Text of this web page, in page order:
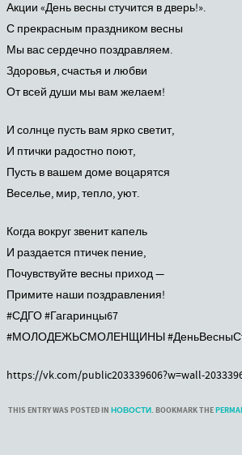
Акции «День весны стучится в дверь!».
С прекрасным праздником весны
Мы вас сердечно поздравляем.
Здоровья, счастья и любви
От всей души мы вам желаем!
И солнце пусть вам ярко светит,
И птички радостно поют,
Пусть в вашем доме воцарятся
Веселье, мир, тепло, уют.
Когда вокруг звенит капель
И раздается птичек пение,
Почувствуйте весны приход —
Примите наши поздравления!
#СДГО#Гагаринцы67
#МОЛОДЕЖЬСМОЛЕНЩИНЫ
https://vk.com/public203339606?w=wall-
THIS ENTRY WAS POSTED IN НОВОСТИ. BOOKMARK THE